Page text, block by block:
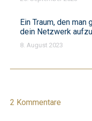
Ein Traum, den
dein Netzwerk
8. August 2023
2 Kommentare